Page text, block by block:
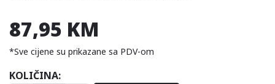
87,95 KM
*Sve cijene su prikazane sa PDV-om
KOLIČINA: